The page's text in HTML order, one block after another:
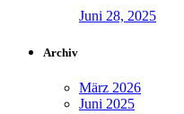
Juni 28, 2025
Archiv
März 2026
Juni 2025